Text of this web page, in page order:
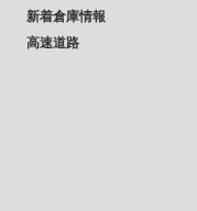
新着倉庫情報
高速道路